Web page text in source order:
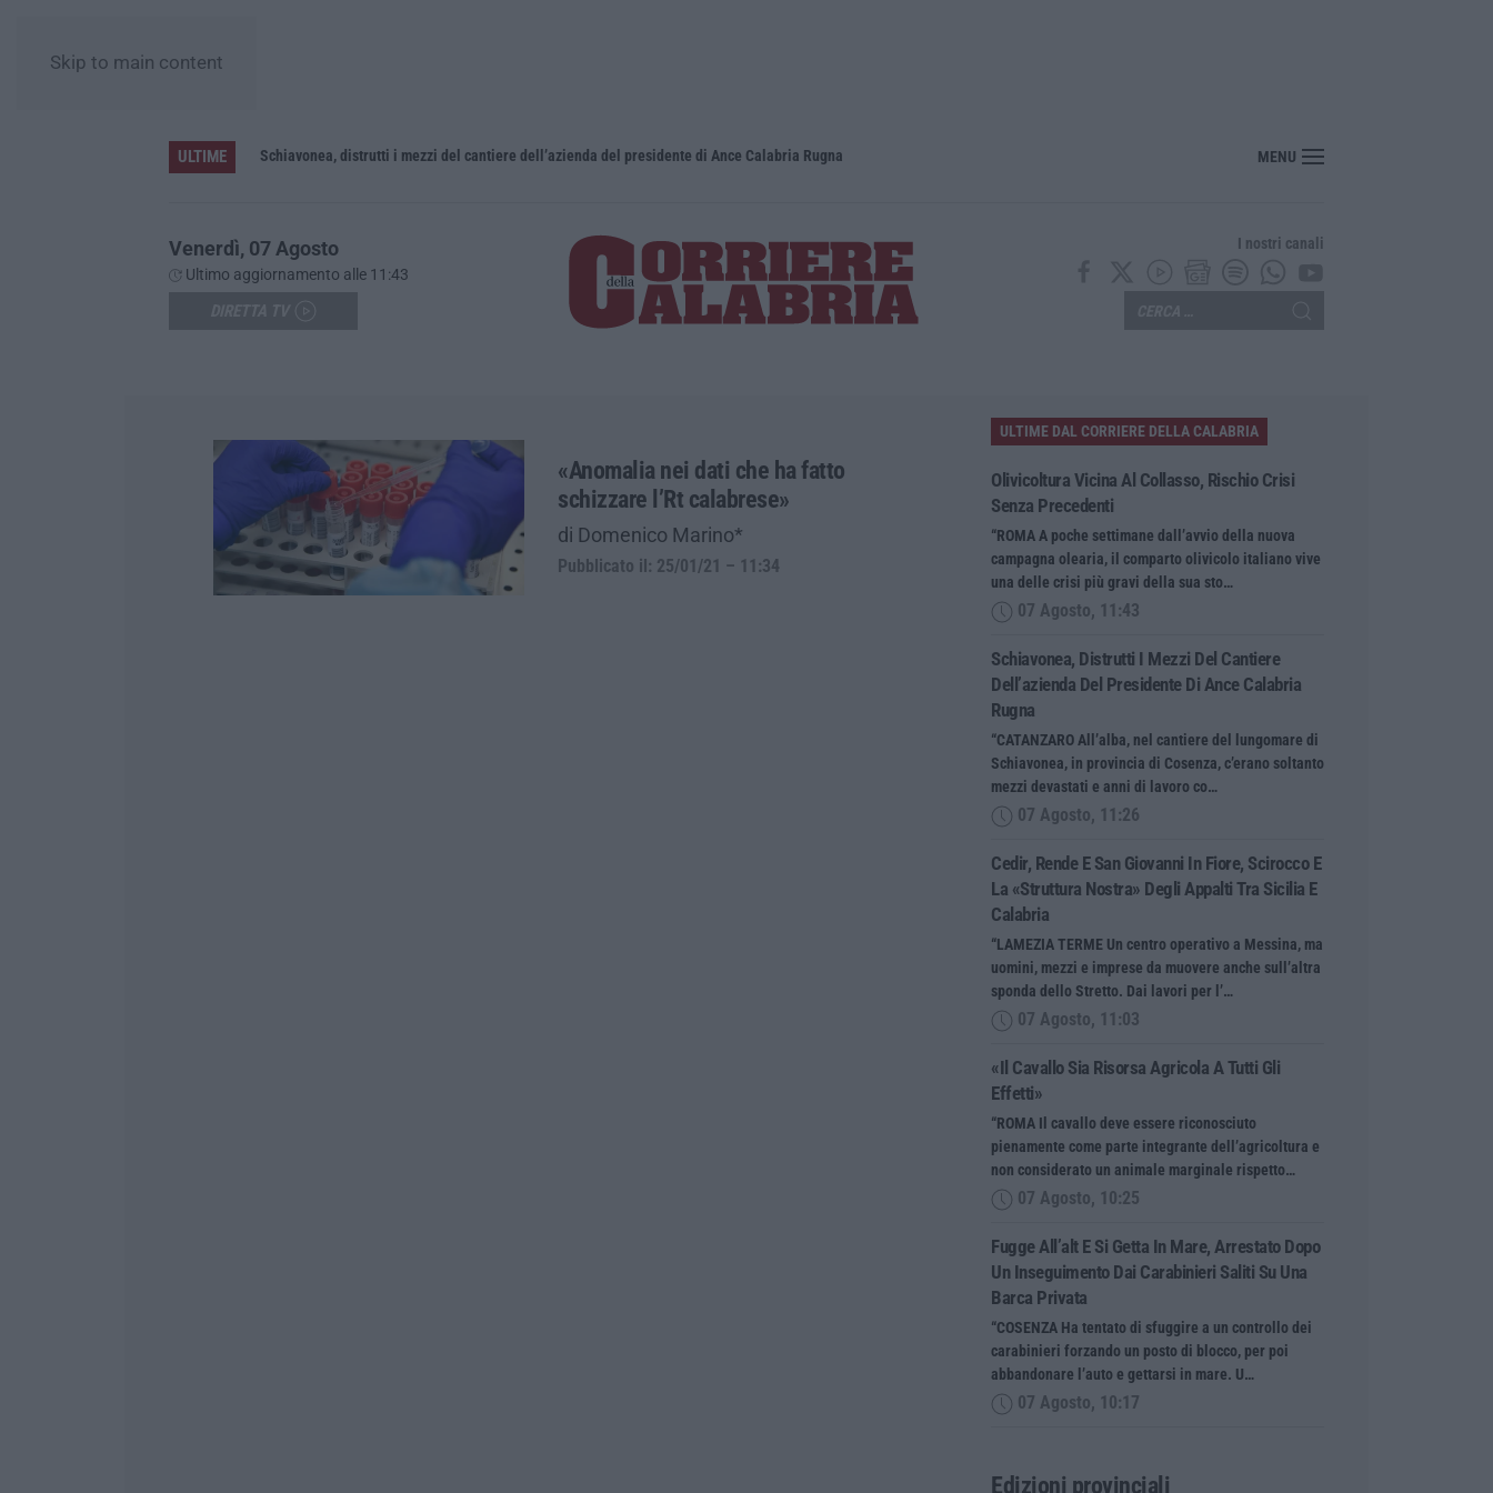
Skip to main content
ULTIME Schiavonea, distrutti i mezzi del cantiere dell’azienda del presidente di Ance Calabria Rugna MENU
Venerdì, 07 Agosto
Ultimo aggiornamento alle 11:43
I nostri canali
«Anomalia nei dati che ha fatto
schizzare l’Rt calabrese»
di Domenico Marino*
Pubblicato il: 25/01/21 – 11:34
ULTIME DAL CORRIERE DELLA CALABRIA
Olivicoltura Vicina Al Collasso, Rischio Crisi
Senza Precedenti
“ROMA A poche settimane dall’avvio della nuova
campagna olearia, il comparto olivicolo italiano vive
una delle crisi più gravi della sua sto…
07 Agosto, 11:43
Schiavonea, Distrutti I Mezzi Del Cantiere
Dell’azienda Del Presidente Di Ance Calabria
Rugna
“CATANZARO All’alba, nel cantiere del lungomare di
Schiavonea, in provincia di Cosenza, c’erano soltanto
mezzi devastati e anni di lavoro co…
07 Agosto, 11:26
Cedir, Rende E San Giovanni In Fiore, Scirocco E
La «struttura Nostra» Degli Appalti Tra Sicilia E
Calabria
“LAMEZIA TERME Un centro operativo a Messina, ma
uomini, mezzi e imprese da muovere anche sull’altra
sponda dello Stretto. Dai lavori per l’…
07 Agosto, 11:03
«Il Cavallo Sia Risorsa Agricola A Tutti Gli
Effetti»
“ROMA Il cavallo deve essere riconosciuto
pienamente come parte integrante dell’agricoltura e
non considerato un animale marginale rispetto…
07 Agosto, 10:25
Fugge All’alt E Si Getta In Mare, Arrestato Dopo
Un Inseguimento Dai Carabinieri Saliti Su Una
Barca Privata
“COSENZA Ha tentato di sfuggire a un controllo dei
carabinieri forzando un posto di blocco, per poi
abbandonare l’auto e gettarsi in mare. U…
07 Agosto, 10:17
Edizioni provinciali